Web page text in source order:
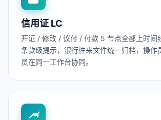
信用证 LC
开证 / 修改 / 议付 / 付款 5 节点全部上时间
条款级提示，银行往来文件统一归档，操作
员在同一工作台协同。